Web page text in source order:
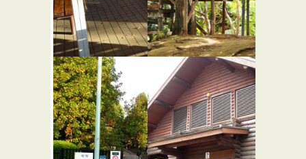
パークス
代々木の丘
渋谷はる
のおがわ
プレーパ